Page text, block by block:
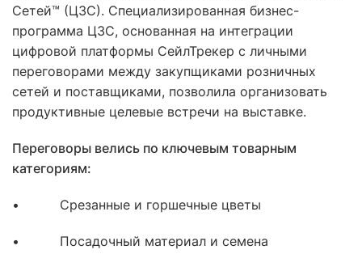
Сетей™ (ЦЗС). Специализированная бизнес-
программа ЦЗС, основанная на интеграции
цифровой платформы СейлТрекер с личными
переговорами между закупщиками розничных
сетей и поставщиками, позволила организовать
продуктивные целевые встречи на выставке.
Переговоры велись по ключевым товарным
категориям:
• Срезанные и горшечные цветы
• Посадочный материал и семена